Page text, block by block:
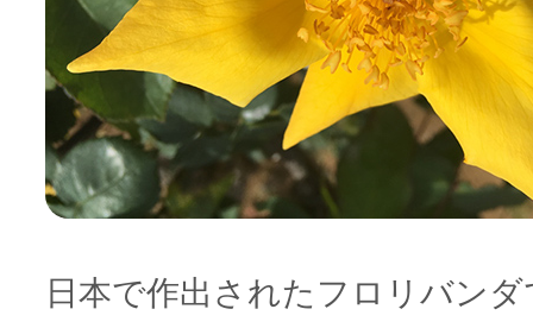
日本で作出されたフロリバン